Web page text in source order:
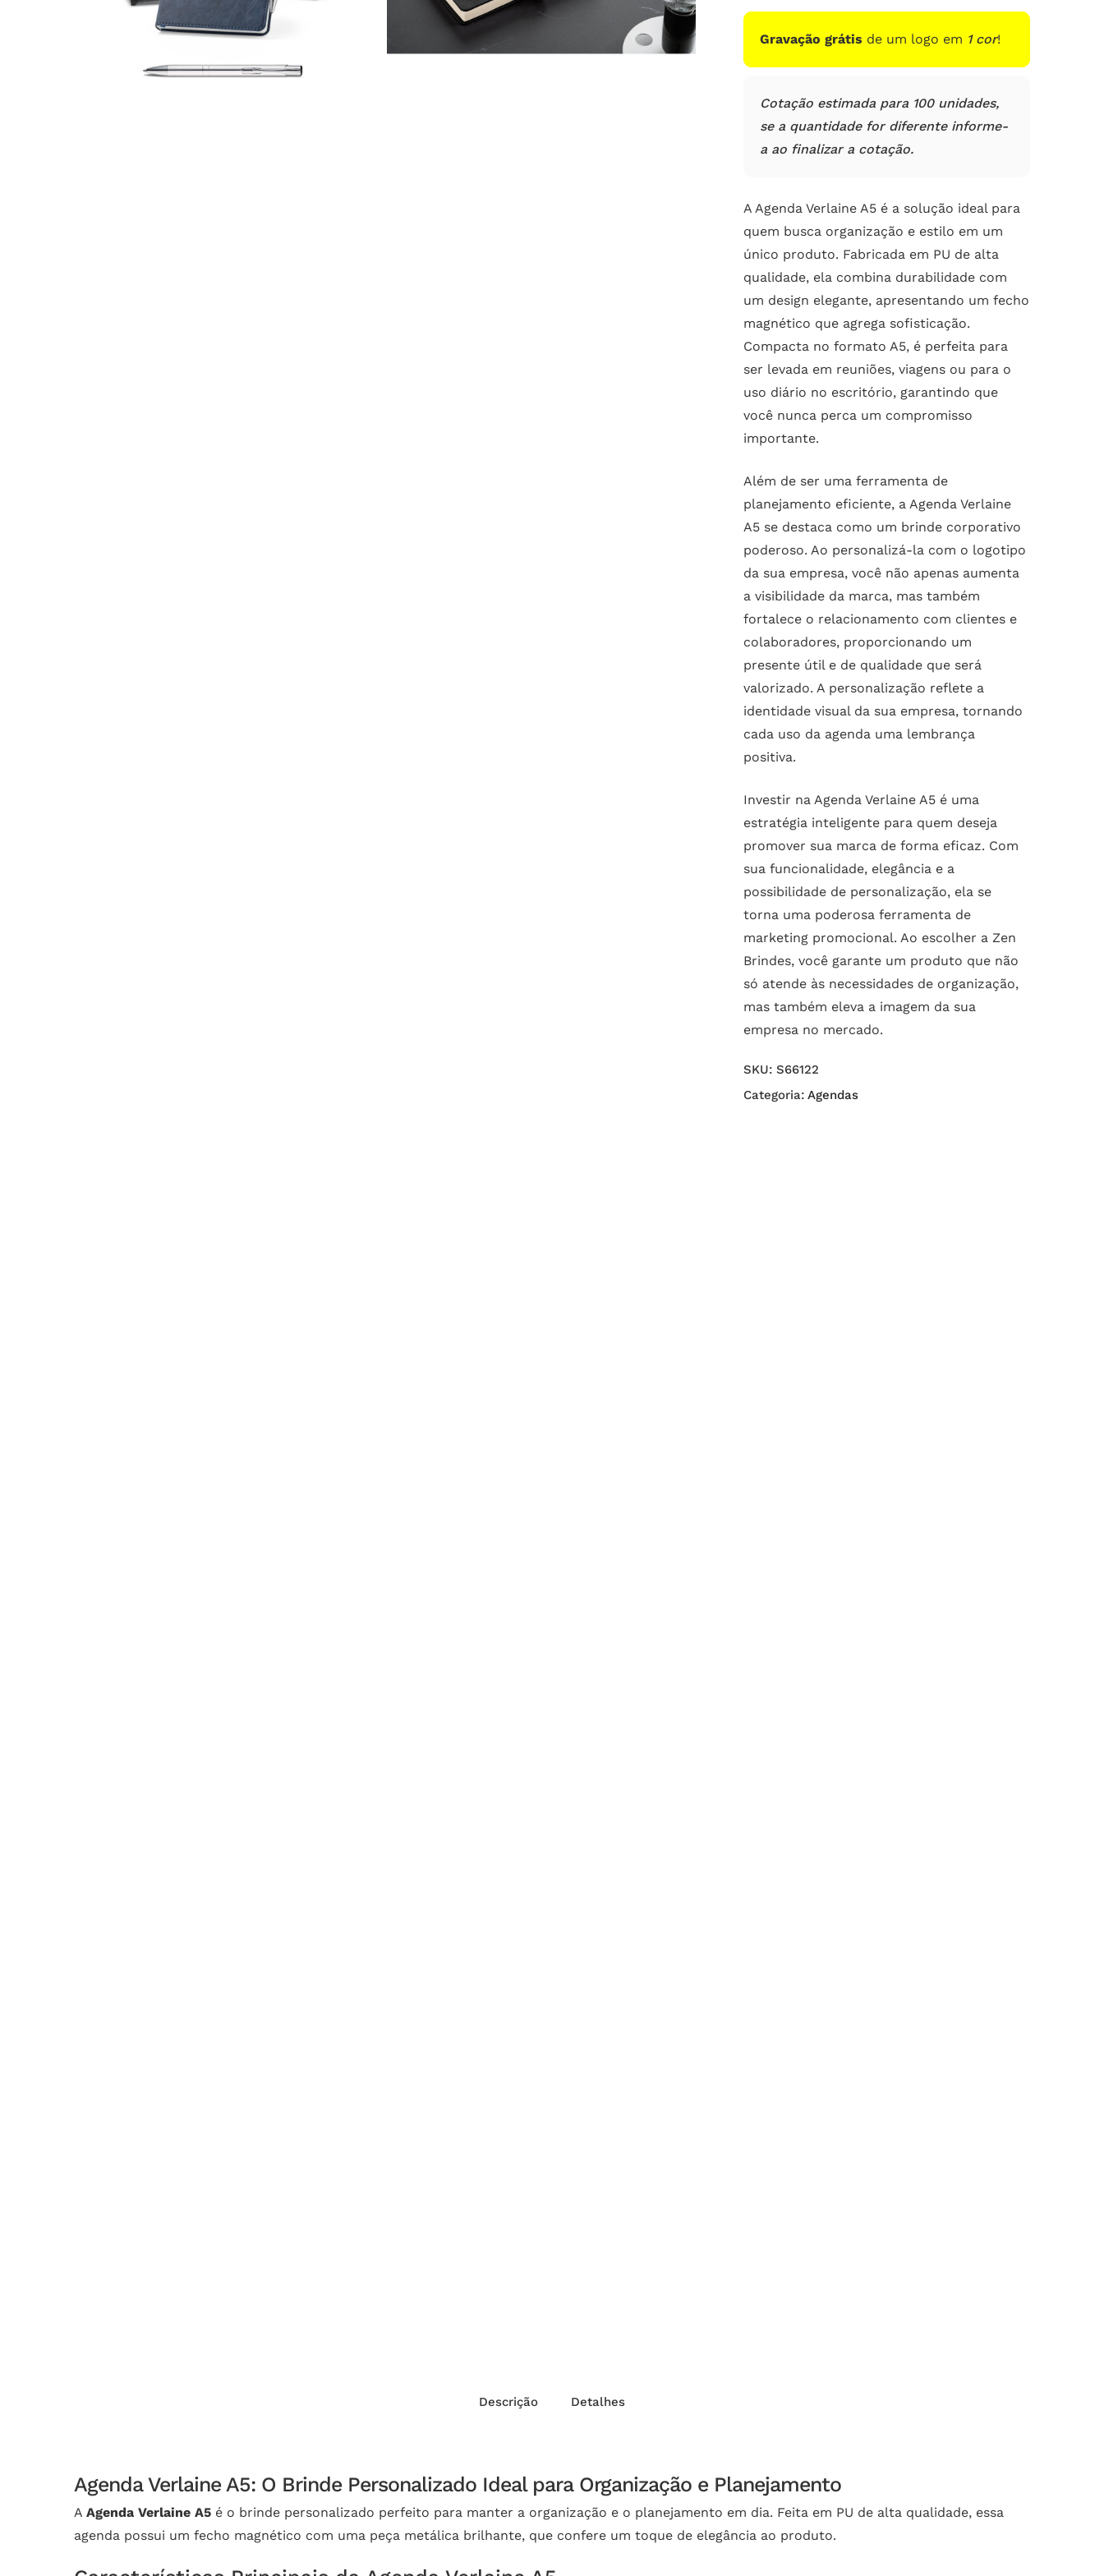
clientes
Gravação grátis de um logo em 1 cor!
Cotação estimada para 100 unidades,
se a quantidade for diferente informe-
a ao finalizar a cotação.
A Agenda Verlaine A5 é a solução ideal para
quem busca organização e estilo em um
único produto. Fabricada em PU de alta
qualidade, ela combina durabilidade com
um design elegante, apresentando um fecho
magnético que agrega sofisticação.
Compacta no formato A5, é perfeita para
ser levada em reuniões, viagens ou para o
uso diário no escritório, garantindo que
você nunca perca um compromisso
importante.
Além de ser uma ferramenta de
planejamento eficiente, a Agenda Verlaine
A5 se destaca como um brinde corporativo
poderoso. Ao personalizá-la com o logotipo
da sua empresa, você não apenas aumenta
a visibilidade da marca, mas também
fortalece o relacionamento com clientes e
colaboradores, proporcionando um
presente útil e de qualidade que será
valorizado. A personalização reflete a
identidade visual da sua empresa, tornando
cada uso da agenda uma lembrança
positiva.
Investir na Agenda Verlaine A5 é uma
estratégia inteligente para quem deseja
promover sua marca de forma eficaz. Com
sua funcionalidade, elegância e a
possibilidade de personalização, ela se
torna uma poderosa ferramenta de
marketing promocional. Ao escolher a Zen
Brindes, você garante um produto que não
só atende às necessidades de organização,
mas também eleva a imagem da sua
empresa no mercado.
SKU: S66122
Categoria: Agendas
Descrição Detalhes
Agenda Verlaine A5: O Brinde Personalizado Ideal para Organização e Planejamento
A Agenda Verlaine A5 é o brinde personalizado perfeito para manter a organização e o planejamento em dia. Feita em PU de alta qualidade, essa
agenda possui um fecho magnético com uma peça metálica brilhante, que confere um toque de elegância ao produto.